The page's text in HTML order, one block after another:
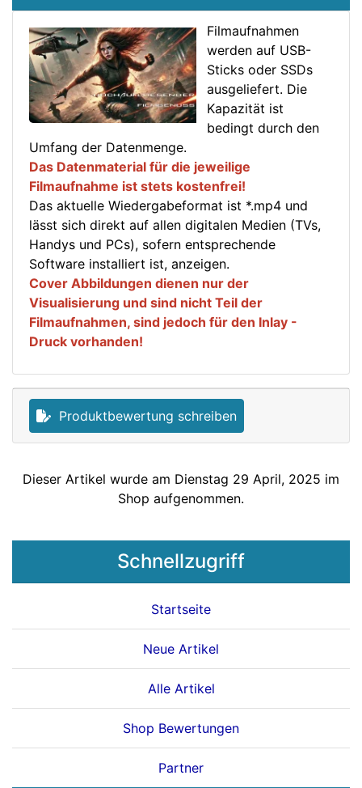
Filmaufnahmen
werden auf USB-
Sticks oder SSDs
ausgeliefert. Die
Kapazität ist
bedingt durch den
Umfang der Datenmenge.
Das Datenmaterial für die jeweilige
Filmaufnahme ist stets kostenfrei!
Das aktuelle Wiedergabeformat ist *.mp4 und
lässt sich direkt auf allen digitalen Medien (TVs,
Handys und PCs), sofern entsprechende
Software installiert ist, anzeigen.
Cover Abbildungen dienen nur der
Visualisierung und sind nicht Teil der
Filmaufnahmen, sind jedoch für den Inlay -
Druck vorhanden!
Produktbewertung schreiben
Dieser Artikel wurde am Dienstag 29 April, 2025 im
Shop aufgenommen.
Schnellzugriff
Startseite
Neue Artikel
Alle Artikel
Shop Bewertungen
Partner